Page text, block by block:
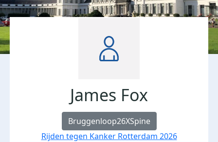
James Fox
Bruggenloop26XSpine
Rijden tegen Kanker Rotterdam 2026